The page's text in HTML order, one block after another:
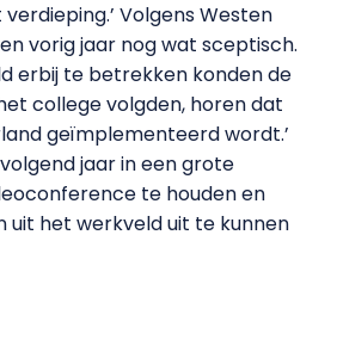
Volgens Westen
vorig jaar nog wat sceptisch.
erbij te betrekken konden de
college volgden, horen dat
geïmplementeerd wordt.’
jaar in een grote
te houden en
uit het werkveld uit te kunnen